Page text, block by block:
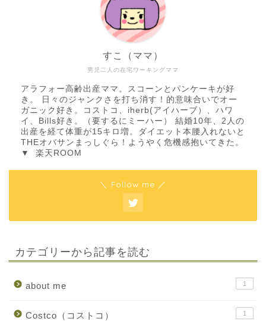
男児二人の在宅ワーキングママ
すこ（ママ）
アラフォー高齢出産ママ。スコーンとパンケーキが好
き。 日々のジャンクさを打ち消す！的意味合いでオー
ガニック好き。コストコ、iherb(アイハーブ）、ハワ
イ、Bills好き。（要するにミーハー） 結婚10年、2人の
出産を経て体重が15キロ増。ダイエット本腰入れないと
THEオバサンまっしぐら！ようやく危機感抱いてきた。
▼ 楽天ROOM
＼ Follow me ／
カテゴリーから記事を読む
about me 1
Costco（コストコ） 1